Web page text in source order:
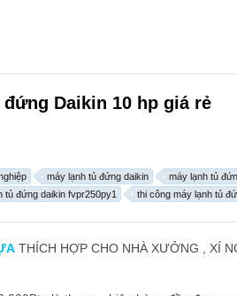
Daikin 10 hp giá rẻ
máy lạnh tủ đứng daikin máy lạnh tủ
tủ đứng daikin fvpr250py1 thi công máy lạnh tủ
THÍCH HỢP CHO NHÀ XƯỞNG , XÍ